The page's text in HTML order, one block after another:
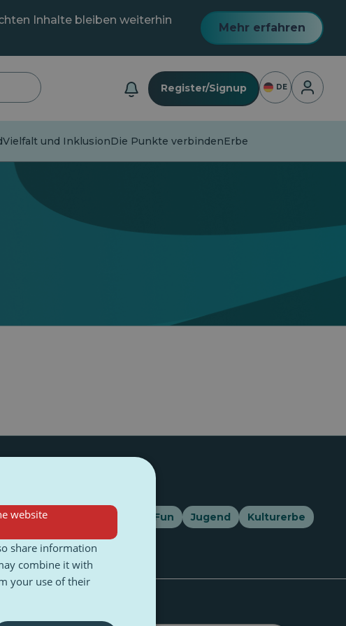
Inhalte bleiben weiterhin
Mehr erfahren
Register/Signup DE
Vielfalt und InklusionDie Punkte verbindenErbe
Erbe Fun Jugend
Kulturerbe
website
share information
combine it with
your use of their